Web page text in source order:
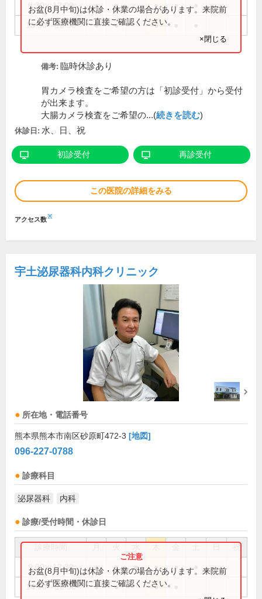
8:30～12:00 ● ● ● ●
13:30～18:00 ● ● ●
お盆(8月中旬)は休診・休業の場合があります。来院前
に必ず医療機関に直接ご確認ください。
×閉じる
備考: 臨時休診あり
胃カメラ検査をご希望の方は「初診受付」から受付
が出来ます。
大腸カメラ検査をご希望の...(続きを読む)
休診日: 水、日、祝
初診受付 再診受付
この医院の詳細をみる
アクセス数※
宇土泌尿器科内科クリニック
所在地・電話番号
熊本県熊本市南区砂原町472-3 [地図]
096-227-0788
診療科目
泌尿器科 内科
診療/受付時間・休診日
祝
9:00～12:30 ● ● ● ● ●
14:00～18:00 ● ● ●
お盆(8月中旬)は休診・休業の場合があります。来院前
に必ず医療機関に直接ご確認ください。